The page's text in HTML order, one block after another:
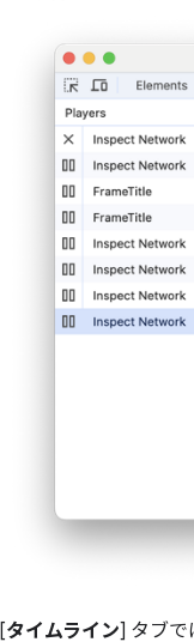
[タイムライン] タブで